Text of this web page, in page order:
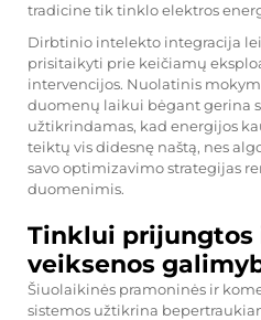
tradicine tik tinklo elektros
Dirbtinio intelekto integracija
prisitaikyti prie keičiamų
intervencijos. Nuolatinis
duomenų laikui bėgant gerina
užtikrindamas, kad energijos
teiktų vis didesnę naštą, nes
savo optimizavimo strategijas
duomenimis.
Tinklui prijungtos
veiksenos
Šiuolaikinės pramoninės ir
sistemos užtikrina